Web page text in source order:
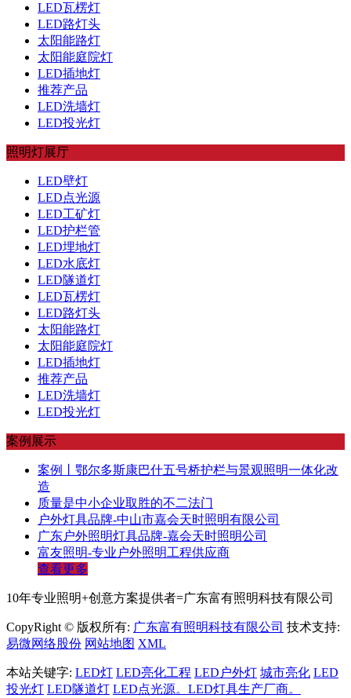
LED瓦楞灯
LED路灯头
太阳能路灯
太阳能庭院灯
LED插地灯
推荐产品
LED洗墙灯
LED投光灯
照明灯展厅
LED壁灯
LED点光源
LED工矿灯
LED护栏管
LED埋地灯
LED水底灯
LED隧道灯
LED瓦楞灯
LED路灯头
太阳能路灯
太阳能庭院灯
LED插地灯
推荐产品
LED洗墙灯
LED投光灯
案例展示
案例丨鄂尔多斯康巴什五号桥护栏与景观照明一体化改
造
质量是中小企业取胜的不二法门
户外灯具品牌-中山市嘉会天时照明有限公司
广东户外照明灯具品牌-嘉会天时照明公司
富友照明-专业户外照明工程供应商
查看更多
10年专业照明+创意方案提供者=广东富有照明科技有限公司
CopyRight © 版权所有: 广东富有照明科技有限公司 技术支持:
易微网络股份 网站地图 XML
本站关键字: LED灯 LED亮化工程 LED户外灯 城市亮化 LED
投光灯 LED隧道灯 LED点光源。LED灯具生产厂商。